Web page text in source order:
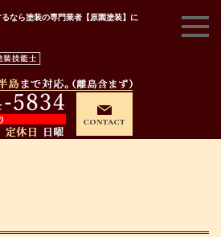
なら塗装の専門業者【原園塗装】に